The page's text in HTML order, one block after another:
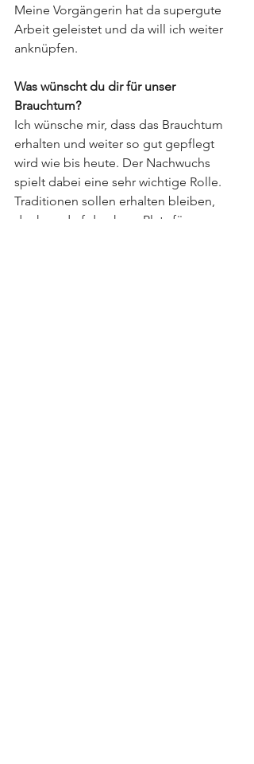
Meine Vorgängerin hat da supergute
Arbeit geleistet und da will ich weiter
anknüpfen.
Was wünscht du dir für unser
Brauchtum?
Ich wünsche mir, dass das Brauchtum
erhalten und weiter so gut gepflegt
wird wie bis heute. Der Nachwuchs
spielt dabei eine sehr wichtige Rolle.
Traditionen sollen erhalten bleiben,
doch es darf durchaus Platz für